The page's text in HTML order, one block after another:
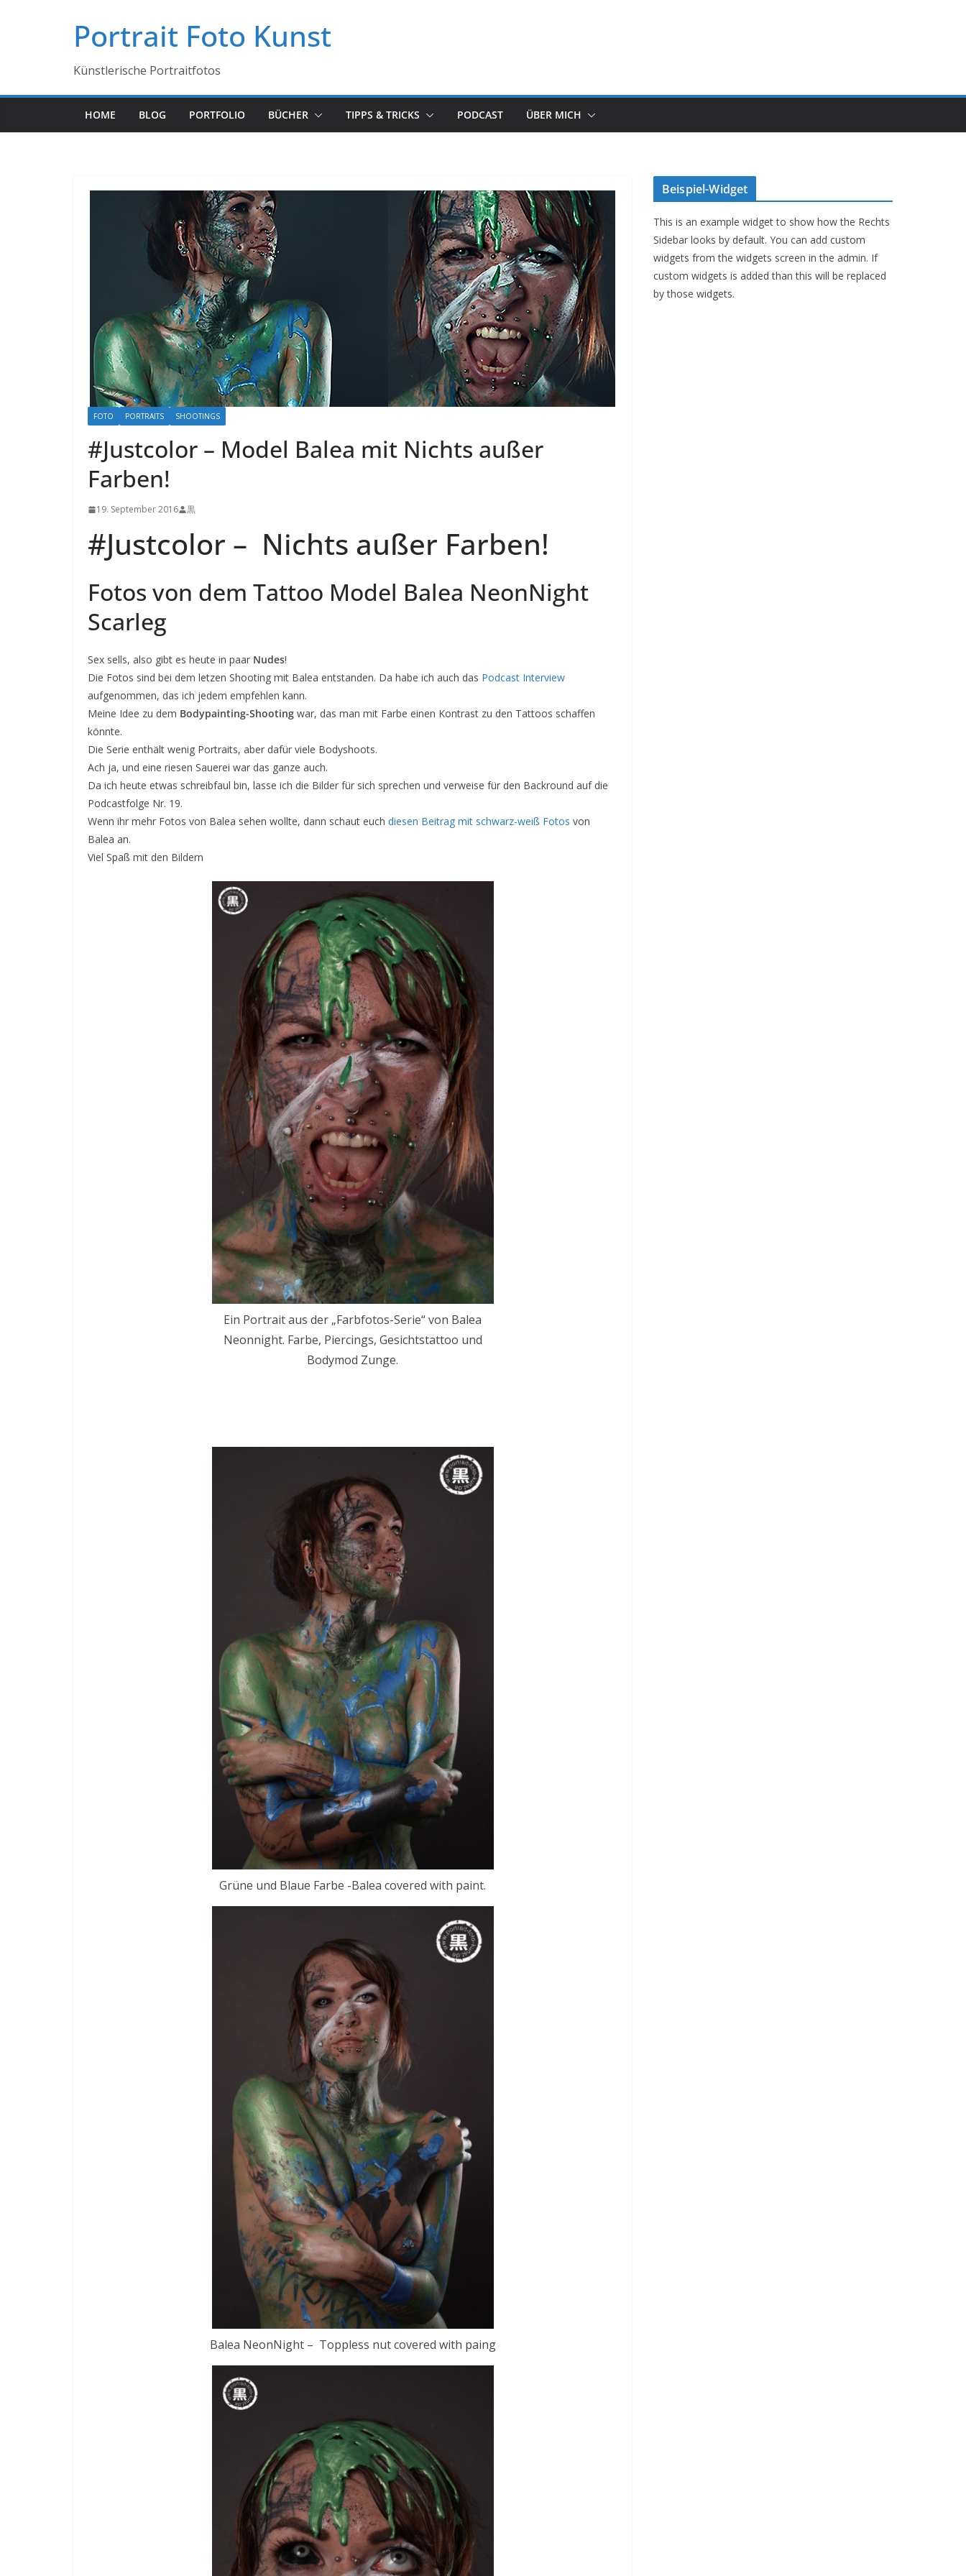
Portrait Foto Kunst
Künstlerische Portraitfotos
HOME BLOG PORTFOLIO BÜCHER TIPPS & TRICKS PODCAST ÜBER MICH
FOTO PORTRAITS SHOOTINGS
#Justcolor – Model Balea mit Nichts außer
Farben!
19. September 2016 黒
#Justcolor – Nichts außer Farben!
Fotos von dem Tattoo Model Balea NeonNight
Scarleg
Sex sells, also gibt es heute in paar Nudes!
Die Fotos sind bei dem letzen Shooting mit Balea entstanden. Da habe ich auch das Podcast Interview
aufgenommen, das ich jedem empfehlen kann.
Meine Idee zu dem Bodypainting-Shooting war, das man mit Farbe einen Kontrast zu den Tattoos schaffen
könnte.
Die Serie enthält wenig Portraits, aber dafür viele Bodyshoots.
Ach ja, und eine riesen Sauerei war das ganze auch.
Da ich heute etwas schreibfaul bin, lasse ich die Bilder für sich sprechen und verweise für den Backround auf die
Podcastfolge Nr. 19.
Wenn ihr mehr Fotos von Balea sehen wollte, dann schaut euch diesen Beitrag mit schwarz-weiß Fotos von
Balea an.
Viel Spaß mit den Bildern
Ein Portrait aus der „Farbfotos-Serie“ von Balea
Neonnight. Farbe, Piercings, Gesichtstattoo und
Bodymod Zunge.
Grüne und Blaue Farbe -Balea covered with paint.
Balea NeonNight – Toppless nut covered with paing
Beispiel-Widget
This is an example widget to show how the Rechts
Sidebar looks by default. You can add custom
widgets from the widgets screen in the admin. If
custom widgets is added than this will be replaced
by those widgets.